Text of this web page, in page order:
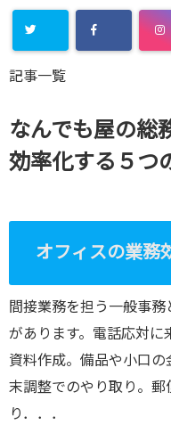
記事一覧
なんでも屋の総
効率化する５つ
オフィスの業務
間接業務を担う一般事
があります。電話応対に
資料作成。備品や小口
末調整でのやり取り。
り．．．